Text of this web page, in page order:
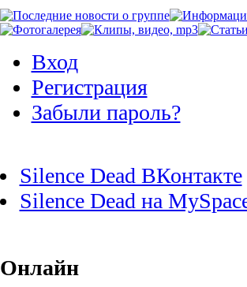
Вход
Регистрация
Забыли пароль?
Silence Dead ВКонтакте
Silence Dead на
Онлайн